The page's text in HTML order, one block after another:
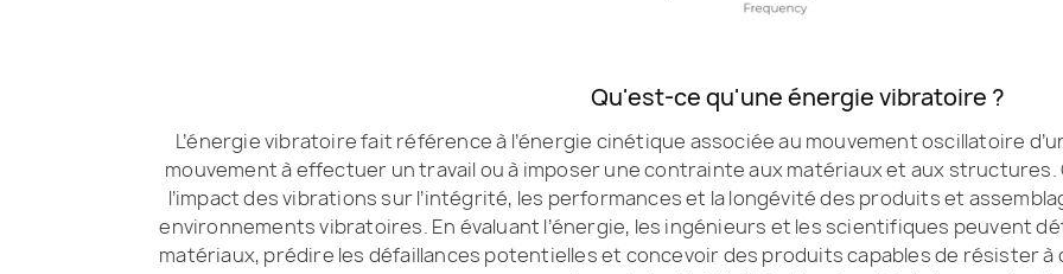
Qu'est-ce qu'une énergie vibratoire ?
L’énergie vibratoire fait référence à l’énergie cinétique associée au mouvement oscillatoire
mouvement à effectuer un travail ou à imposer une contrainte aux matériaux et aux
l’impact des vibrations sur l’intégrité, les performances et la longévité des produits et
environnements vibratoires. En évaluant l’énergie, les ingénieurs et les scientifiques peuvent
matériaux, prédire les défaillances potentielles et concevoir des produits capables de résister